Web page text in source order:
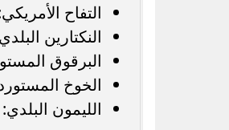
التفاح الأمريكي: من 50 إلى
النكتارين البلدي:
البرقوق المستورد: من 50
الخوخ المستورد:
الليمون البلدي: من 20 إلى